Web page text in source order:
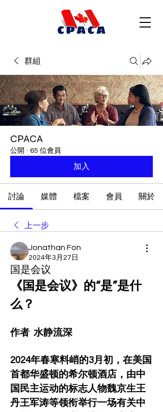
群組
CPACA
公開 · 65 位會員
加入
討論 媒體 檔案 會員 關於
上一步
Jonathan Fon
2024年3月27日
国是会议
《国是会议》的“是”是什
么？
作者  水静流深
2024年春寒料峭的3月初，在美国
首都华盛顿的希尔顿酒店，由中
国民主运动的标志人物魏京生王
丹王军涛等领衔举行一场有关中